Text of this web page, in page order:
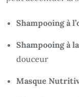
Shampooing à
Shampooing à
douceur
Masque